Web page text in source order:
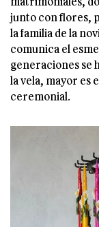
junto con flores,
la familia de la
comunica el
generaciones se
la vela, mayor es
ceremonial.